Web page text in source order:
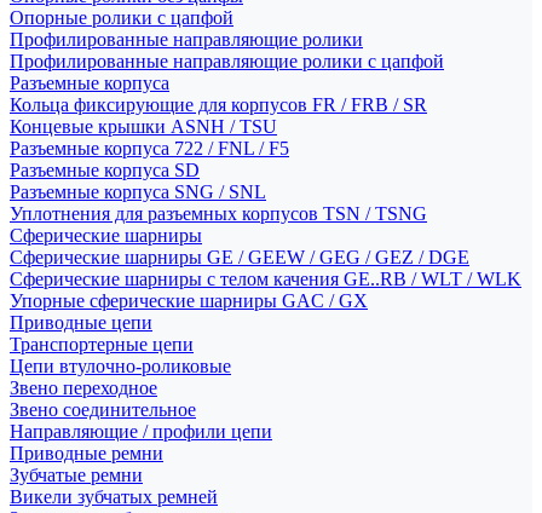
Опорные ролики с цапфой
Профилированные направляющие ролики
Профилированные направляющие ролики с цапфой
Разъемные корпуса
Кольца фиксирующие для корпусов FR / FRB / SR
Концевые крышки ASNH / TSU
Разъемные корпуса 722 / FNL / F5
Разъемные корпуса SD
Разъемные корпуса SNG / SNL
Уплотнения для разъемных корпусов TSN / TSNG
Сферические шарниры
Сферические шарниры GE / GEEW / GEG / GEZ / DGE
Сферические шарниры с телом качения GE..RB / WLT / WLK
Упорные сферические шарниры GAC / GX
Приводные цепи
Транспортерные цепи
Цепи втулочно-роликовые
Звено переходное
Звено соединительное
Направляющие / профили цепи
Приводные ремни
Зубчатые ремни
Викели зубчатых ремней